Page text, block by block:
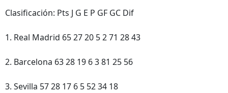
Clasificación: Pts J G E P GF GC Dif
1. Real Madrid 65 27 20 5 2 71 28 43
2. Barcelona 63 28 19 6 3 81 25 56
3. Sevilla 57 28 17 6 5 52 34 18